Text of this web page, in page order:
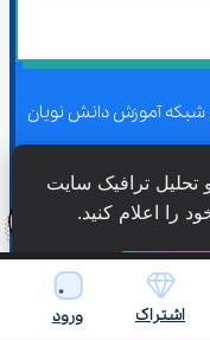
آموزش دانش نویان
آموزش دانش نویان
اشتراک ورود
و تحلیل ترافیک سایت
همه